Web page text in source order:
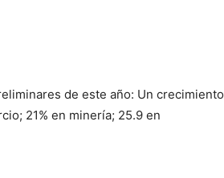
de este año: Un crecimiento
21% en minería; 25.9 en